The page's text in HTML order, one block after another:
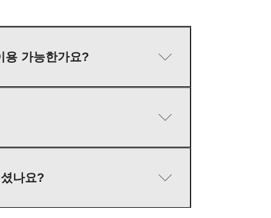
용 가능한가요?
나요?